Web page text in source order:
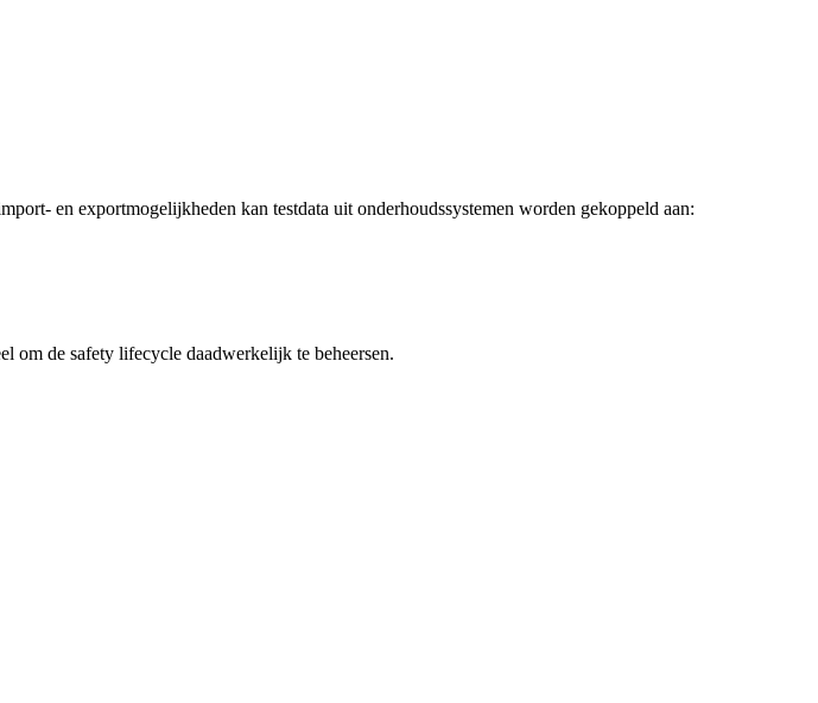
en exportmogelijkheden kan testdata uit onderhoudssystemen worden gekoppeld aan:
om de safety lifecycle daadwerkelijk te beheersen.